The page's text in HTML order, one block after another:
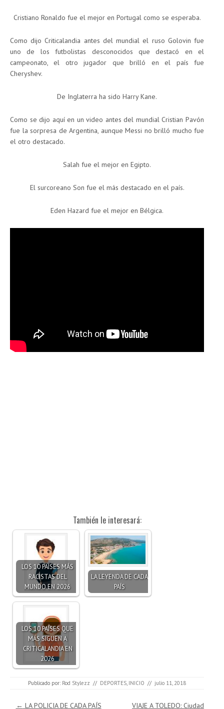
Cristiano Ronaldo fue el mejor en Portugal como se esperaba.
Como dijo Criticalandia antes del mundial el ruso Golovin fue
uno de los futbolistas desconocidos que destacó en el
campeonato, el otro jugador que brilló en el país fue
Cheryshev.
De Inglaterra ha sido Harry Kane.
Como se dijo aquí en un video antes del mundial Cristian Pavón
fue la sorpresa de Argentina, aunque Messi no brilló mucho fue
el otro destacado.
Salah fue el mejor en Egipto.
El surcoreano Son fue el más destacado en el país.
Eden Hazard fue el mejor en Bélgica.
También le interesará:
LOS 10 PAÍSES MÁS
RACISTAS DEL
MUNDO EN 2026
LA LEYENDA DE CADA
PAÍS
LOS 10 PAÍSES QUE
MÁS SIGUEN A
CRITICALANDIA EN
2026
Publicado por: Rod Stylezz // DEPORTES INICIO // julio 11, 2018
Navegación de entradas
← LA POLICIA DE CADA PAÍS
VIAJE A TOLEDO: Ciudad